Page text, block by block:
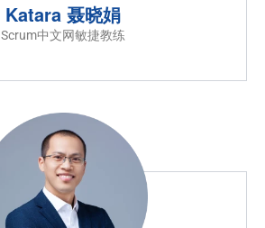
Katara 聂晓娟
Scrum中文网敏捷教练